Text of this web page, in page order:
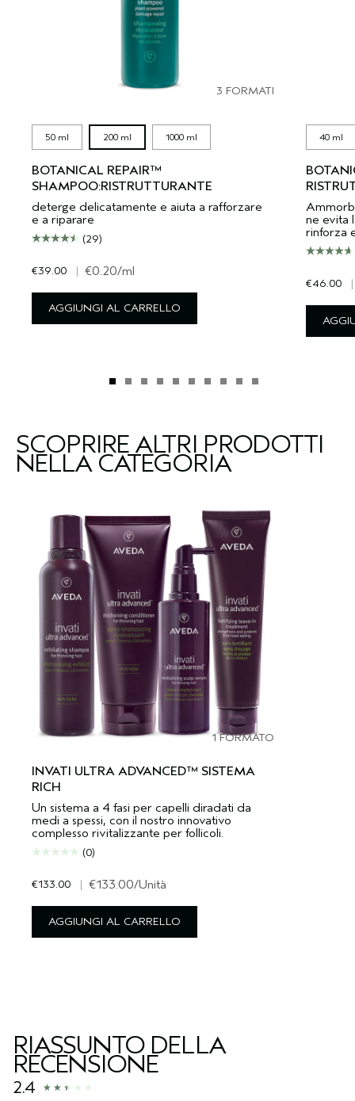
3 FORMATI
50 ml 200 ml 1000 ml
BOTANICAL REPAIR™
SHAMPOO:RISTRUTTURANTE
deterge delicatamente e aiuta a rafforzare
e a riparare
(29)
€39.00 | €0.20/ml
AGGIUNGI AL CARRELLO
40 ml
ne evita
rinforza
€46.00 |
SCOPRIRE ALTRI PRODOTTI
NELLA CATEGORIA
1 FORMATO
INVATI ULTRA ADVANCED™ SISTEMA
RICH
Un sistema a 4 fasi per capelli diradati da
medi a spessi, con il nostro innovativo
complesso rivitalizzante per follicoli.
(0)
€133.00 | €133.00/Unità
AGGIUNGI AL CARRELLO
RIASSUNTO DELLA
RECENSIONE
2.4